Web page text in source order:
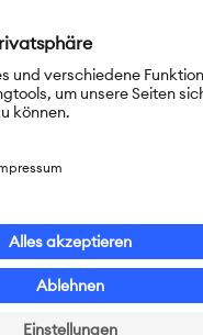
Kontakt
Datenschutz
Partner der Zukunft“